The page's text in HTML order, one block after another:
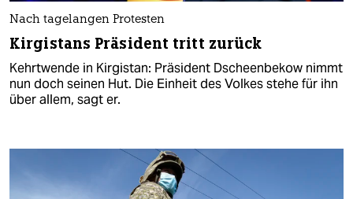
Nach tagelangen Protesten
Kirgistans Präsident tritt zurück
Kehrtwende in Kirgistan: Präsident Dscheenbekow nimmt
nun doch seinen Hut. Die Einheit des Volkes stehe für ihn
über allem, sagt er.